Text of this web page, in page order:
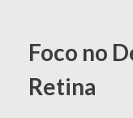
Foco no
Retina